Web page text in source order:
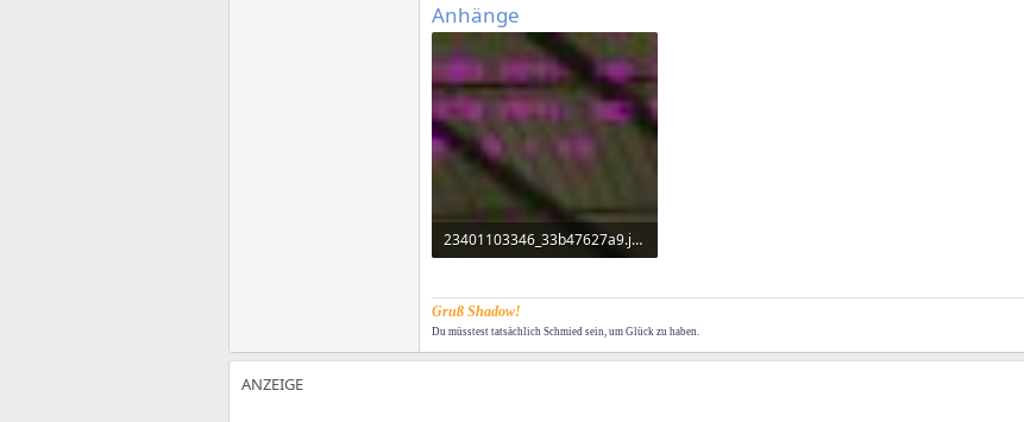
Anhänge
23401103346_33b47627a9.jpg
Gruß Shadow!
Du müsstest tatsächlich Schmied sein, um Glück zu haben.